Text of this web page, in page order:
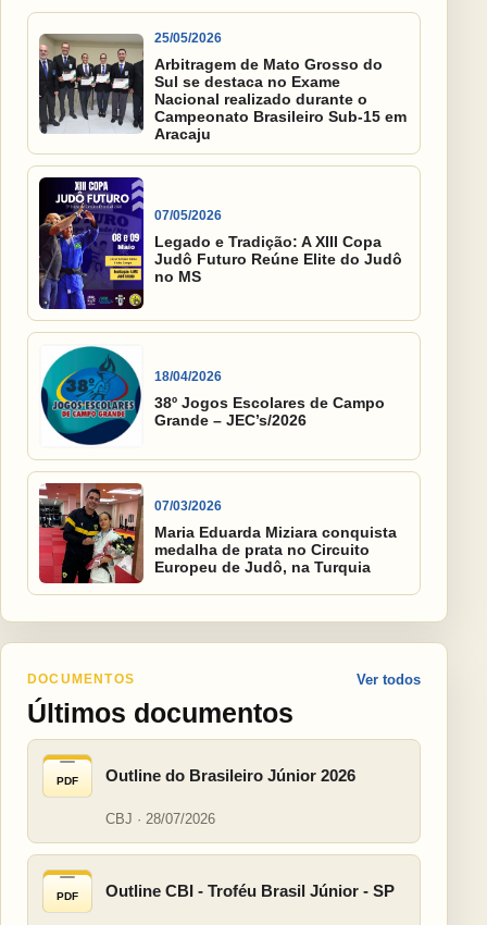
25/05/2026
Arbitragem de Mato Grosso do
Sul se destaca no Exame
Nacional realizado durante o
Campeonato Brasileiro Sub-15 em
Aracaju
07/05/2026
Legado e Tradição: A XIII Copa
Judô Futuro Reúne Elite do Judô
no MS
18/04/2026
38º Jogos Escolares de Campo
Grande – JEC’s/2026
07/03/2026
Maria Eduarda Miziara conquista
medalha de prata no Circuito
Europeu de Judô, na Turquia
DOCUMENTOS
Últimos documentos
Ver todos
PDF Outline do Brasileiro Júnior 2026
CBJ · 28/07/2026
PDF Outline CBI - Troféu Brasil Júnior - SP